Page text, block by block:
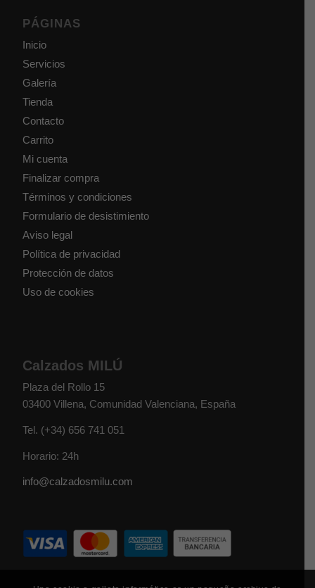
PÁGINAS
Inicio
Servicios
Galería
Tienda
Contacto
Carrito
Mi cuenta
Finalizar compra
Términos y condiciones
Formulario de desistimiento
Aviso legal
Política de privacidad
Protección de datos
Uso de cookies
Calzados MILÚ
Plaza del Rollo 15
03400 Villena, Comunidad Valenciana, España
Tel. (+34) 656 741 051
Horario: 24h
info@calzadosmilu.com